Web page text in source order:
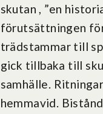
skutan , ”en
förutsättningen
trädstammar till
gick tillbaka till
samhälle.
hemmavid.